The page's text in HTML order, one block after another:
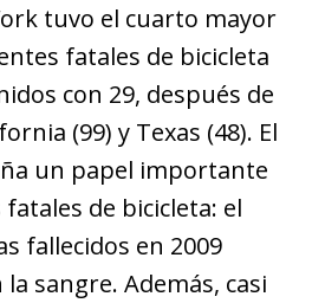
tuvo el cuarto mayor
fatales de bicicleta
con 29, después de
(99) y Texas (48). El
un papel importante
de bicicleta: el
fallecidos en 2009
sangre. Además, casi